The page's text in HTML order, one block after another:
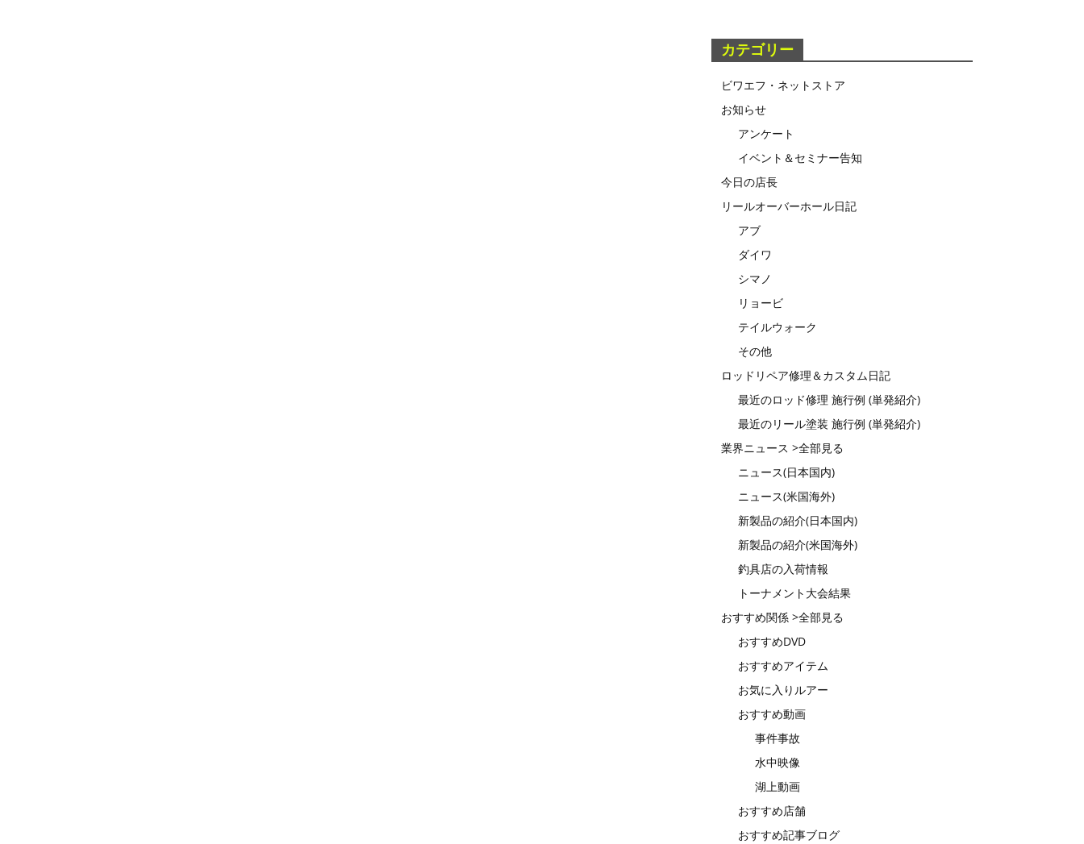
カテゴリー
ビワエフ・ネットストア
お知らせ
アンケート
イベント＆セミナー告知
今日の店長
リールオーバーホール日記
アブ
ダイワ
シマノ
リョービ
テイルウォーク
その他
ロッドリペア修理＆カスタム日記
最近のロッド修理 施行例 (単発紹介)
最近のリール塗装 施行例 (単発紹介)
業界ニュース >全部見る
ニュース(日本国内)
ニュース(米国海外)
新製品の紹介(日本国内)
新製品の紹介(米国海外)
釣具店の入荷情報
トーナメント大会結果
おすすめ関係 >全部見る
おすすめDVD
おすすめアイテム
お気に入りルアー
おすすめ動画
事件事故
水中映像
湖上動画
おすすめ店舗
おすすめ記事ブログ